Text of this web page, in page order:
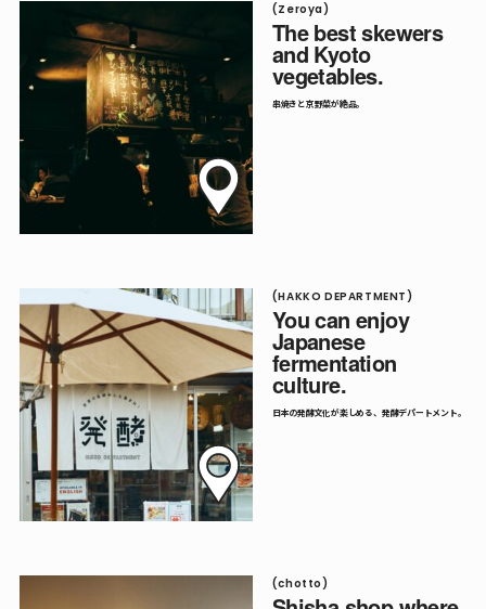
(Zeroya)
The best skewers
and Kyoto
vegetables.
串焼きと京野菜が絶品。
(HAKKO DEPARTMENT)
You can enjoy
Japanese
fermentation
culture.
日本の発酵文化が楽しめる、発酵デパートメント。
(chotto)